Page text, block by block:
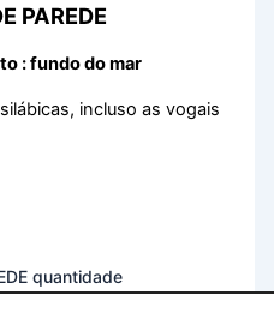
PAREDE
: fundo do mar
incluso as vogais
quantidade